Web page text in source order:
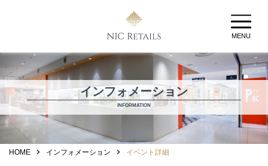
MENU
インフォメーション
INFORMATION
HOME インフォメーション イベント詳細